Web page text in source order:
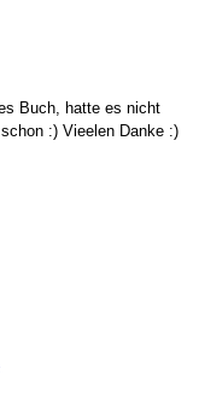
Buch, hatte es nicht
:) Vieelen Danke :)